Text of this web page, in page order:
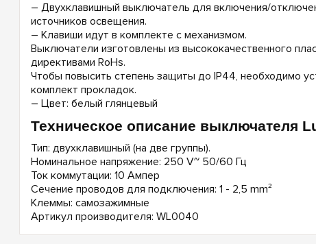
– Двухклавишный выключатель для включения/
источников освещения.
– Клавиши идут в комплекте с механизмом.
Выключатели изготовлены из высококачественного
директивами RoHs.
Чтобы повысить степень защиты до IP44, необходимо
комплект прокладок.
– Цвет: белый глянцевый
Техническое описание выключателя
Тип: двухклавишный (на две группы).
Номинальное напряжение: 250 V~ 50/60 Гц
Ток коммутации: 10 Ампер
Сечение проводов для подключения: 1 - 2,5 mm²
Клеммы: самозажимные
Артикул производителя: WL0040